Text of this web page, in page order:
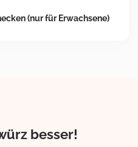
(nur für Erwachsene)
besser!